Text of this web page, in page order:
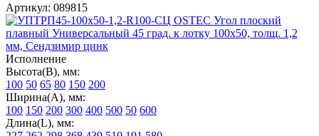
Артикул: 089815
Исполнение
Высота(В), мм:
100 50 65 80 150 200
Ширина(А), мм:
100 150 200 300 400 500 50 600
Длина(L), мм: